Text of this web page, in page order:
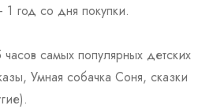
1 год со дня покупки.
самых популярных детских
Умная собачка Соня, сказки